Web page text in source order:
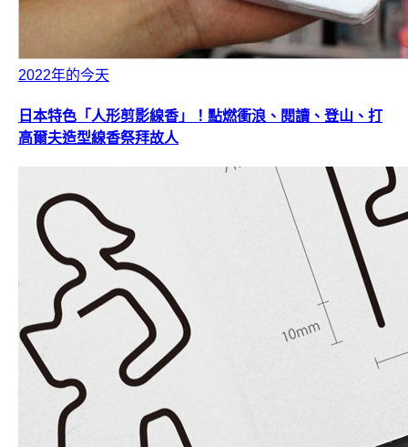
2022年的今天
日本特色「人形剪影線香」！點燃衝浪、閱讀、登山、打
高爾夫造型線香祭拜故人